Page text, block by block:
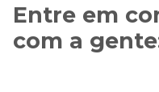
Entre em
com a